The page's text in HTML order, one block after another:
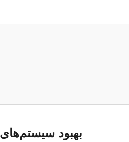
بهبود سیستم‌های